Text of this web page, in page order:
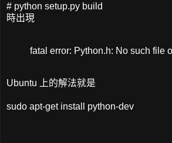
# python setup.py build
時出現
fatal error: Python.h: No such file
Ubuntu 上的解法就是
sudo apt-get install python-dev